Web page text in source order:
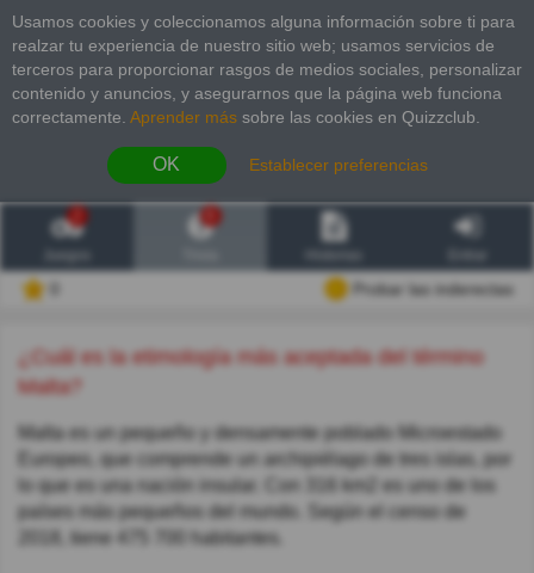
Usamos cookies y coleccionamos alguna información sobre ti para
realzar tu experiencia de nuestro sitio web; usamos servicios de
terceros para proporcionar rasgos de medios sociales, personalizar
contenido y anuncios, y asegurarnos que la página web funciona
correctamente. Aprender más sobre las cookies en Quizzclub.
OK Establecer preferencias
2
Probar las inderectas
¿Cuál es la etimología más aceptada del término
Malta?
Malta es un pequeño y densamente poblado Microestado
Europeo, que comprende un archipiélago de tres islas, por
lo que es una nación insular. Con 316 km2 es uno de los
países más pequeños del mundo. Según el censo de
2018, tiene 475 700 habitantes.